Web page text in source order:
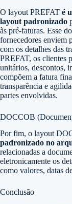
O layout PREFAT é
layout padronizado
às pré-faturas. Esse
fornecedores enviem
com os detalhes das
PREFAT, os clientes
unitários, descontos,
compõem a fatura
transparência e
partes envolvidas.
DOCCOB
Por fim, o layout
padronizado no
relacionadas a
eletronicamente os
como valores, datas
Conclusão